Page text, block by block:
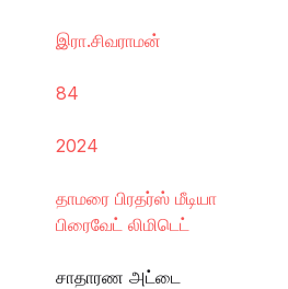
இரா.சிவராமன்
84
2024
தாமரை பிரதர்ஸ் மீடியா
பிரைவேட் லிமிடெட்
சாதாரண அட்டை